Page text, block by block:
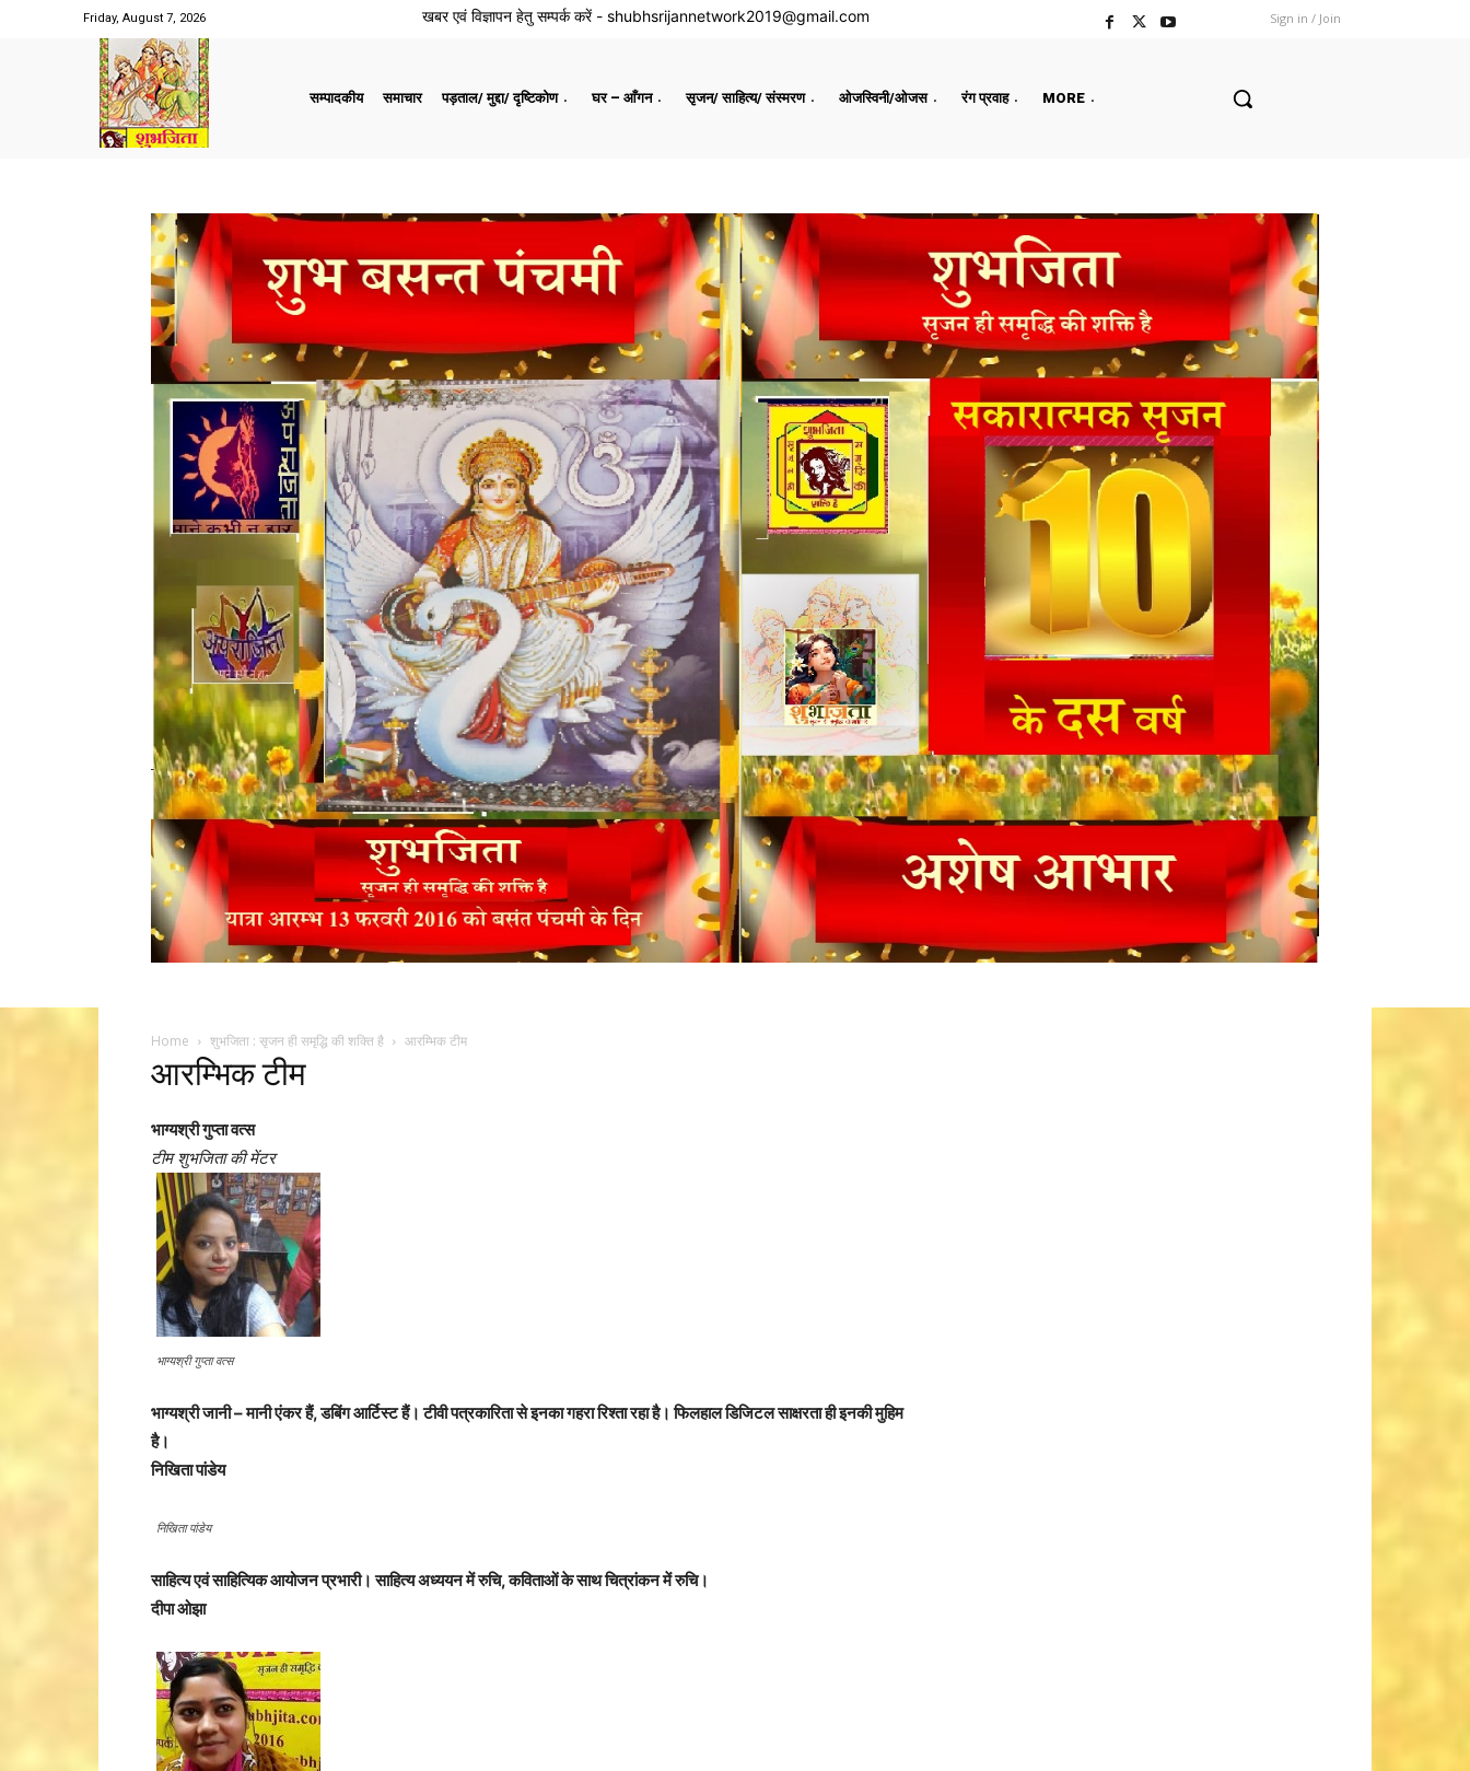
Friday, August 7, 2026 खबर एवं विज्ञापन हेतु सम्पर्क करें - shubhsrijannetwork2019@gmail.com Sign in / Join
सम्पादकीय समाचार पड़ताल/ मुद्दा/ दृष्टिकोण घर – आँगन सृजन/ साहित्य/ संस्मरण ओजस्विनी/ओजस रंग प्रवाह MORE
Home शुभजिता : सृजन ही समृद्धि की शक्ति है आरम्भिक टीम
आरम्भिक टीम
भाग्यश्री गुप्ता वत्स
टीम शुभजिता की मेंटर
भाग्यश्री गुप्ता वत्स
भाग्यश्री जानी – मानी एंकर हैं, डबिंग आर्टिस्ट हैं। टीवी पत्रकारिता से इनका गहरा रिश्ता रहा है। फिलहाल डिजिटल साक्षरता ही इनकी मुहिम
है।
निखिता पांडेय
निखिता पांडेय
साहित्य एवं साहित्यिक आयोजन प्रभारी। साहित्य अध्ययन में रुचि, कविताओं के साथ चित्रांकन में रुचि।
दीपा ओझा